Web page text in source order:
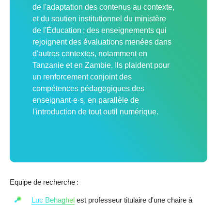
de l'adaptation des contenus au contexte,
et du soutien institutionnel du ministère
de l'Éducation ; des enseignements qui
rejoignent des évaluations menées dans
d'autres contextes, notamment en
Tanzanie et en Zambie. Ils plaident pour
un renforcement conjoint des
compétences pédagogiques des
enseignant·e·s, en parallèle de
l'introduction de tout outil numérique.
Equipe de recherche :
Luc Behaghel est professeur titulaire d'une chaire à